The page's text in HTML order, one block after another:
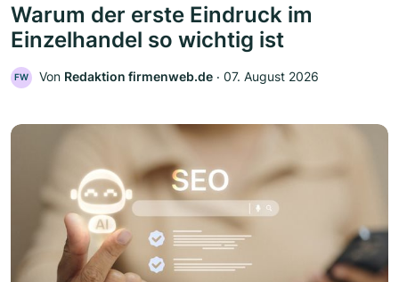
Warum der erste Eindruck im
Einzelhandel so wichtig ist
FW Von Redaktion firmenweb.de ‧ 07. August 2026